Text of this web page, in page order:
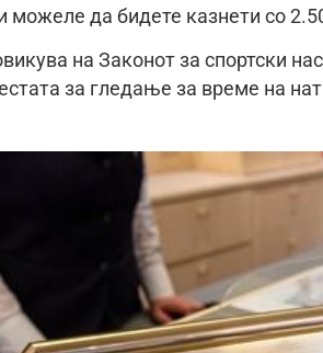
можеле да бидете казнети со
на Законот за спортски
за гледање за време на